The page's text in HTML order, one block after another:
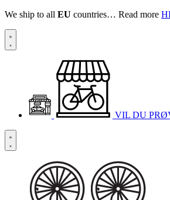
We ship to all EU countries… Read more
VIL DU